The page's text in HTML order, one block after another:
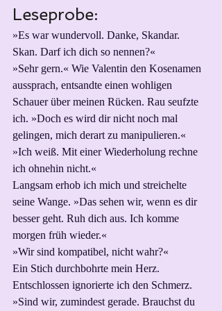
Leseprobe:
»Es war wundervoll. Danke, Skandar.
Skan. Darf ich dich so nennen?«
»Sehr gern.« Wie Valentin den Kosenamen
aussprach, entsandte einen wohligen
Schauer über meinen Rücken. Rau seufzte
ich. »Doch es wird dir nicht noch mal
gelingen, mich derart zu manipulieren.«
»Ich weiß. Mit einer Wiederholung rechne
ich ohnehin nicht.«
Langsam erhob ich mich und streichelte
seine Wange. »Das sehen wir, wenn es dir
besser geht. Ruh dich aus. Ich komme
morgen früh wieder.«
»Wir sind kompatibel, nicht wahr?«
Ein Stich durchbohrte mein Herz.
Entschlossen ignorierte ich den Schmerz.
»Sind wir, zumindest gerade. Brauchst du